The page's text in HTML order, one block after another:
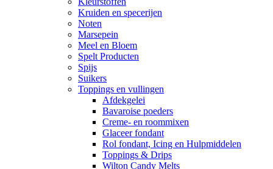
Kruiden en specerijen
Noten
Marsepein
Meel en Bloem
Spelt Producten
Spijs
Suikers
Toppings en vullingen
Afdekgelei
Bavaroise poeders
Creme- en roommixen
Glaceer fondant
Rol fondant, Icing en Hulpmiddelen
Toppings & Drips
Wilton Candy Melts